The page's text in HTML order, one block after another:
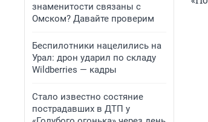
знаменитости связаны с
Омском? Давайте проверим
Беспилотники нацелились на
Урал: дрон ударил по складу
Wildberries — кадры
Стало известно состяние
пострадавших в ДТП у